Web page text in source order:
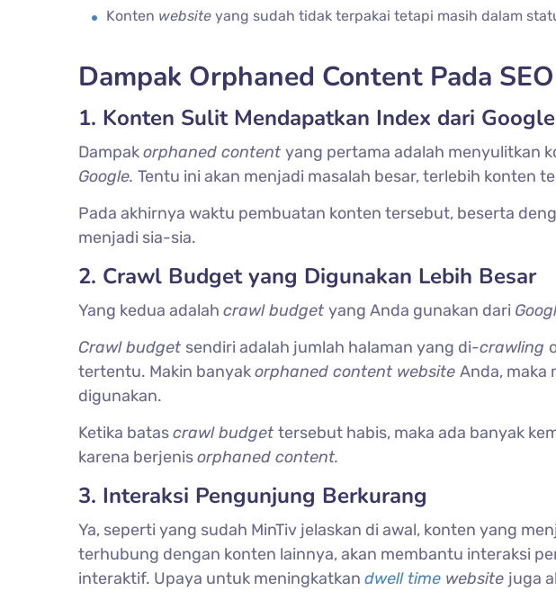
Konten website yang sudah tidak terpakai tetapi masih dalam
Dampak Orphaned Content Pada
1. Konten Sulit Mendapatkan Index dari Google
Dampakorphaned content yang pertama adalah menyulitkan
Google. Tentu ini akan menjadi masalah besar, terlebih konten
Pada akhirnya waktu pembuatan konten tersebut, beserta
menjadi sia-sia.
2. Crawl Budget yang Digunakan Lebih Besar
Yang kedua adalah crawl budget yang Anda gunakan dari
Crawl budget sendiri adalah jumlah halaman yang di-crawling
tertentu. Makin banyakorphaned content website Anda, maka
digunakan.
Ketika batascrawl budget tersebut habis, maka ada banyak
karena berjenisorphaned content.
3. Interaksi Pengunjung Berkurang
Ya, seperti yang sudah MinTiv jelaskan di awal, konten yang
terhubung dengan konten lainnya, akan membantu interaksi
interaktif. Upaya untuk meningkatkan dwell time website juga